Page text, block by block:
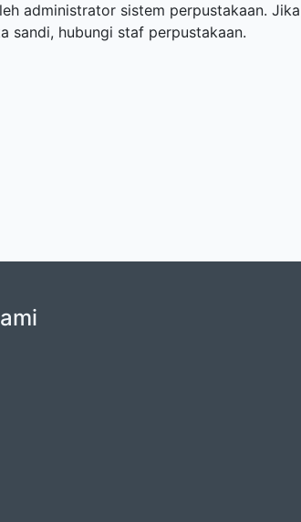
administrator sistem perpustakaan. Jika
sandi, hubungi staf perpustakaan.